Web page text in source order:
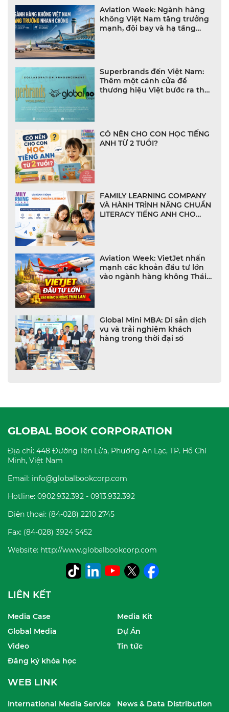
Aviation Week: Ngành hàng
không Việt Nam tăng trưởng
mạnh, đội bay và hạ tầng
Superbrands đến Việt Nam:
Thêm một cánh cửa để
thương hiệu Việt bước ra thế
CÓ NÊN CHO CON HỌC TIẾNG
ANH TỪ 2 TUỔI?
FAMILY LEARNING COMPANY
VÀ HÀNH TRÌNH NÂNG CHUẨN
LITERACY TIẾNG ANH CHO
Aviation Week: VietJet nhấn
mạnh các khoản đầu tư lớn
vào ngành hàng không Thái
Global Mini MBA: Di sản dịch
vụ và trải nghiệm khách
hàng trong thời đại số
GLOBAL BOOK CORPORATION
Địa chỉ: 448 Đường Tên Lửa, Phường An Lạc, TP. Hồ Chí
Minh, Việt Nam
Email: info@globalbookcorp.com
Hotline: 0902.932.392 - 0913.932.392
Điện thoại: (84-028) 2210 2745
Fax: (84-028) 3924 5452
Website: http://www.globalbookcorp.com
LIÊN KẾT
Media Case
Media Kit
Global Media
Dự Án
Video
Tin tức
Đăng ký khóa học
WEB LINK
International Media Service News & Data Distribution